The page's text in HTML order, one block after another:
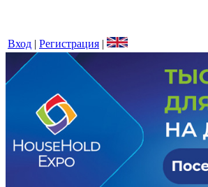
Вход | Регистрация |